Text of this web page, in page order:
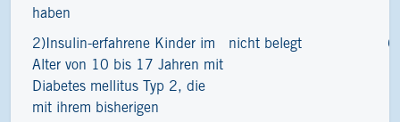
haben
2)Insulin-erfahrene Kinder im
Alter von 10 bis 17 Jahren mit
Diabetes mellitus Typ 2, die
mit ihrem bisherigen
nicht belegt